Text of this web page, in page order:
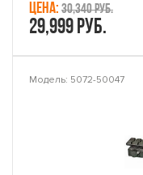
Цена: 30,340 руб.
29,999 руб.
Модель: 5072-50047